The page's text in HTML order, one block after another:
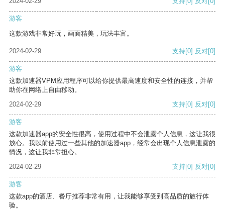
游客
这款游戏非常好玩，画面精美，玩法丰富。
2024-02-29 支持[0] 反对[0]
游客
这款加速器VPM应用程序可以给你提供最高速度和安全性的连接，并帮
助你在网络上自由移动。
2024-02-29
支持[0] 反对[0]
游客
这款加速器app的安全性很高，使用过程中不会泄露个人信息，这让我很
放心。我以前使用过一些其他的加速器app，经常会出现个人信息泄露的
情况，这让我非常担心。
2024-02-29
支持[0] 反对[0]
游客
这款app的酒店、餐厅推荐非常有用，让我能够享受到高品质的旅行体
验。